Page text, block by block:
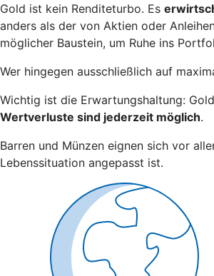
Gold ist kein Renditeturbo. Es
anders als der von Aktien oder
möglicher Baustein, um Ruhe ins
Wer hingegen ausschließlich auf
Wichtig ist die Erwartungshaltung:
Wertverluste sind jederzeit möglich.
Barren und Münzen eignen sich vor
Lebenssituation angepasst ist.